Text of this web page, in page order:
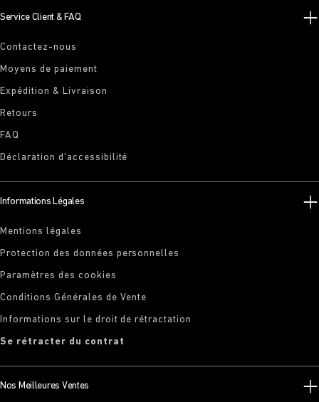
Service Client & FAQ
Contactez-nous
Moyens de paiement
Expédition & Livraison
Retours
FAQ
Déclaration d’accessibilité
Informations Légales
Mentions légales
Protection des données personnelles
Paramètres des cookies
Conditions Générales de Vente
Informations sur le droit de rétractation
Se rétracter du contrat
Nos Meilleures Ventes